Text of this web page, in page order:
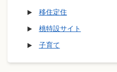
移住定住
桃特設サイト
子育て